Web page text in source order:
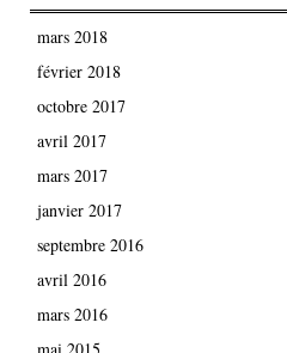
mars 2018
février 2018
octobre 2017
avril 2017
mars 2017
janvier 2017
septembre 2016
avril 2016
mars 2016